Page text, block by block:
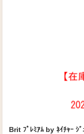
Brit ﾌﾟﾚﾐｱﾑ by ﾈｲﾁｬｰ ｼﾞ